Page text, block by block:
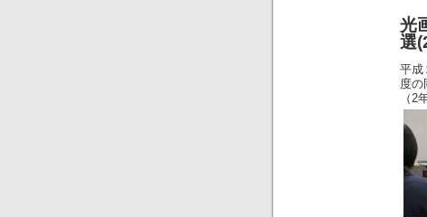
光
選
平成
度
（2